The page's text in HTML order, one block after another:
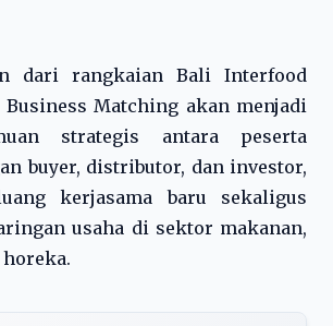
dari rangkaian Bali Interfood
Business Matching akan menjadi
strategis antara peserta
buyer, distributor, dan investor,
kerjasama baru sekaligus
usaha di sektor makanan,